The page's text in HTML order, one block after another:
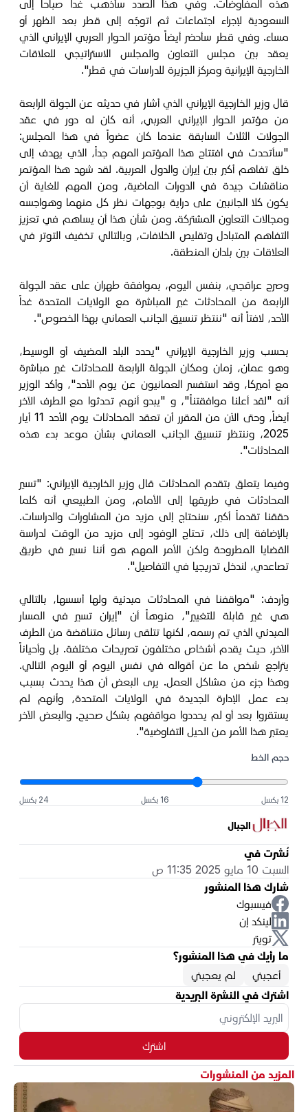
هذه المفاوضات. وفي هذا الصدد سأذهب غداً صباحاً إلى
السعودية لإجراء اجتماعات ثم اتوجّه إلى قطر بعد الظهر أو
مساء. وفي قطر سأحضر أيضاً مؤتمر الحوار العربي الإيراني الذي
يعقد بين مجلس التعاون والمجلس الاستراتيجي للعلاقات
الخارجية الإيرانية ومركز الجزيرة للدراسات في قطر".
قال وزير الخارجية الإيراني الذي أشار في حديثه عن الجولة الرابعة
من مؤتمر الحوار الإيراني العربي، أنه كان له دور في عقد
الجولات الثلاث السابقة عندما كان عضواً في هذا المجلس:
"سأتحدث في افتتاح هذا المؤتمر المهم جداً، الذي يهدف إلى
خلق تفاهم أكبر بين إيران والدول العربية. لقد شهد هذا المؤتمر
مناقشات جيدة في الدورات الماضية، ومن المهم للغاية أن
يكون كلا الجانبين على دراية بوجهات نظر كل منهما وهواجسه
ومجالات التعاون المشتركة. ومن شأن هذا أن يساهم في تعزيز
التفاهم المتبادل وتقليص الخلافات، وبالتالي تخفيف التوتر في
العلاقات بين بلدان المنطقة.
وصرح عراقجي، بنفس اليوم، بموافقة طهران على عقد الجولة
الرابعة من المحادثات غير المباشرة مع الولايات المتحدة غداً
الأحد، لافتاً أنه "ننتظر تنسيق الجانب العماني بهذا الخصوص".
بحسب وزير الخارجية الإيراني "يحدد البلد المضيف أو الوسيط،
وهو عمان، زمان ومكان الجولة الرابعة للمحادثات غير مباشرة
مع أميركا، وقد استفسر العمانيون عن يوم الأحد"، وأكد الوزير
أنه "لقد أعلنا موافقتناً"، و "يبدو أنهم تحدثوا مع الطرف الآخر
أيضاً، وحتى الآن من المقرر أن تعقد المحادثات يوم الأحد 11 أيار
2025، وننتظر تنسيق الجانب العماني بشأن موعد بدء هذه
المحادثات".
وفيما يتعلق بتقدم المحادثات قال وزير الخارجية الإيراني: "تسير
المحادثات في طريقها إلى الأمام، ومن الطبيعي أنه كلما
حققنا تقدماً أكبر، سنحتاج إلى مزيد من المشاورات والدراسات.
بالإضافة إلى ذلك، تحتاج الوفود إلى مزيد من الوقت لدراسة
القضايا المطروحة ولكن الأمر المهم هو أننا نسير في طريق
تصاعدي، لندخل تدريجيا في التفاصيل".
وأردف: "مواقفنا في المحادثات مبدئية ولها أسسها، بالتالي
هي غير قابلة للتغيير"، منوهاً أن "إيران تسير في المسار
المبدئي الذي تم رسمه، لكنها تتلقى رسائل متناقضة من الطرف
الآخر، حيث يقدم أشخاص مختلفون تصريحات مختلفة. بل وأحياناً
يتراجع شخص ما عن أقواله في نفس اليوم أو اليوم التالي.
وهذا جزء من مشاكل العمل. يرى البعض أن هذا يحدث بسبب
بدء عمل الإدارة الجديدة في الولايات المتحدة، وأنهم لم
يستقروا بعد أو لم يحددوا مواقفهم بشكل صحيح. والبعض الآخر
يعتبر هذا الأمر من الحيل التفاوضية".
حجم الخط
12 بكسل 16 بكسل 24 بكسل
الجبال
نُشرت في
السبت 10 مايو 2025 11:35 ص
شارك هذا المنشور
فيسبوك
لينكد إن
تويتر
ما رأيك في هذا المنشور؟
أعجبني
لم يعجبني
اشترك في النشرة البريدية
اشترك
المزيد من المنشورات